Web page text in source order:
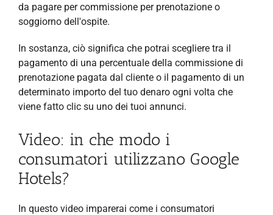
da pagare per commissione per prenotazione o
soggiorno dell'ospite.
In sostanza, ciò significa che potrai scegliere tra il
pagamento di una percentuale della commissione di
prenotazione pagata dal cliente o il pagamento di un
determinato importo del tuo denaro ogni volta che
viene fatto clic su uno dei tuoi annunci.
Video: in che modo i
consumatori utilizzano Google
Hotels?
In questo video imparerai come i consumatori